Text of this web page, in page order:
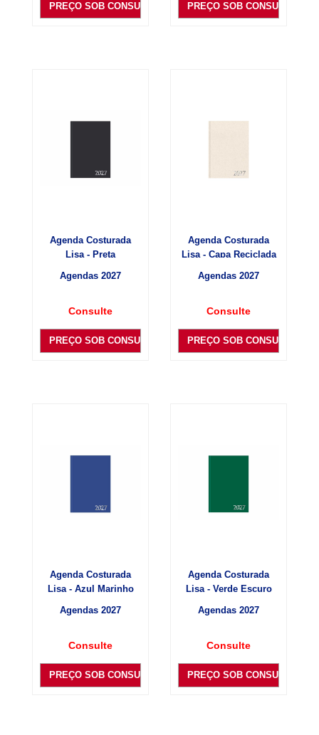
PREÇO SOB CONSULTA PREÇO SOB CONSULTA
Agenda Costurada
Lisa - Preta
Agendas 2027
Consulte
PREÇO SOB CONSULTA
Agenda Costurada
Lisa - Capa Reciclada
Agendas 2027
Consulte
PREÇO SOB CONSULTA
Agenda Costurada
Lisa - Azul Marinho
Agendas 2027
Consulte
PREÇO SOB CONSULTA
Agenda Costurada
Lisa - Verde Escuro
Agendas 2027
Consulte
PREÇO SOB CONSULTA